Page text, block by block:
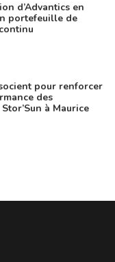
d’Advantics en
portefeuille de
pour renforcer
des
à Maurice